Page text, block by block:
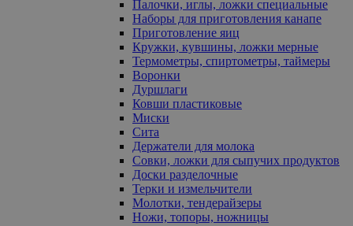
Палочки, иглы, ложки специальные
Наборы для приготовления канапе
Приготовление яиц
Кружки, кувшины, ложки мерные
Термометры, спиртометры, таймеры
Воронки
Дуршлаги
Ковши пластиковые
Миски
Сита
Держатели для молока
Совки, ложки для сыпучих продуктов
Доски разделочные
Терки и измельчители
Молотки, тендерайзеры
Ножи, топоры, ножницы